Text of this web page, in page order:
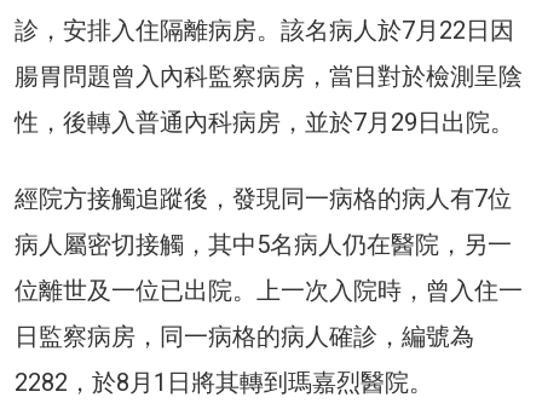
診，安排入住隔離病房。該名病人於7月22日因
腸胃問題曾入內科監察病房，當日對於檢測呈陰
性，後轉入普通內科病房，並於7月29日出院。
經院方接觸追蹤後，發現同一病格的病人有7位
病人屬密切接觸，其中5名病人仍在醫院，另一
位離世及一位已出院。上一次入院時，曾入住一
日監察病房，同一病格的病人確診，編號為
2282，於8月1日將其轉到瑪嘉烈醫院。